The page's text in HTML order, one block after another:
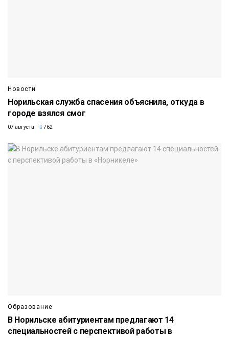
Новости
Норильская служба спасения объяснила, откуда в
городе взялся смог
07 августа 762
Образование
В Норильске абитуриентам предлагают 14
специальностей с перспективой работы в